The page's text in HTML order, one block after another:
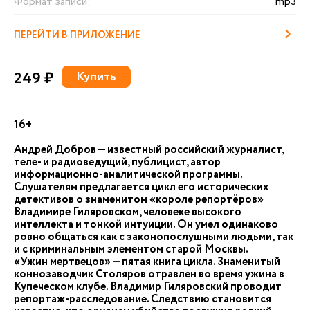
ПЕРЕЙТИ В ПРИЛОЖЕНИЕ
249 ₽ Купить
16+
Андрей Добров — известный российский журналист,
теле- и радиоведущий, публицист, автор
информационно-аналитической программы.
Слушателям предлагается цикл его исторических
детективов о знаменитом «короле репортёров»
Владимире Гиляровском, человеке высокого
интеллекта и тонкой интуиции. Он умел одинаково
ровно общаться как с законопослушными людьми, так
и с криминальным элементом старой Москвы.
«Ужин мертвецов» — пятая книга цикла. Знаменитый
коннозаводчик Столяров отравлен во время ужина в
Купеческом клубе. Владимир Гиляровский проводит
репортаж-расследование. Следствию становится